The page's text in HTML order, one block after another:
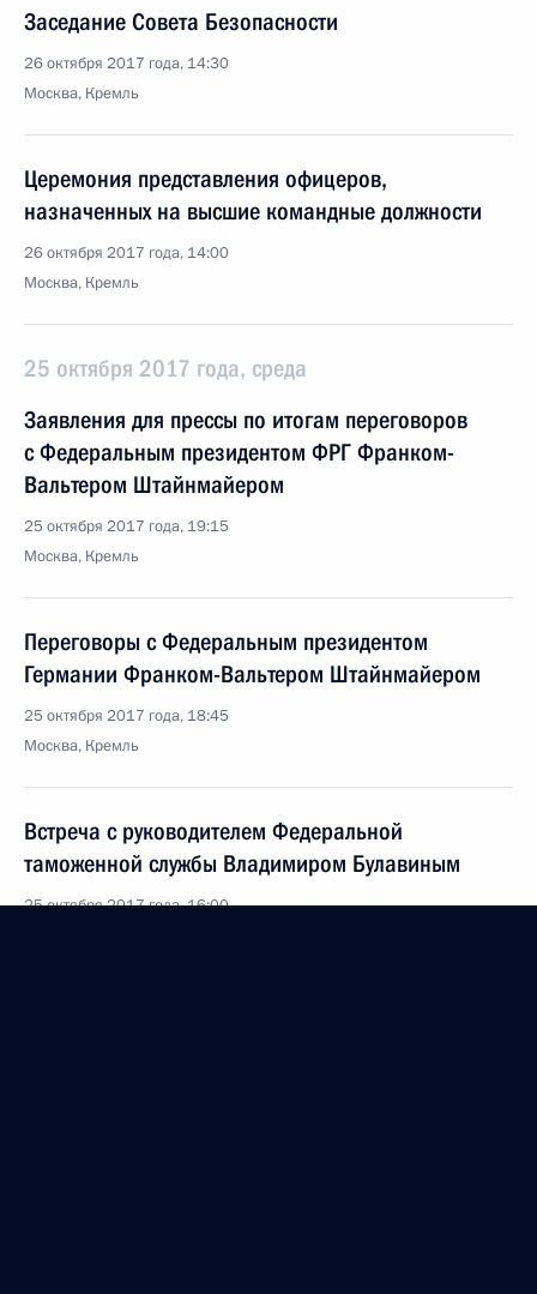
Заседание Совета Безопасности
26 октября 2017 года, 14:30
Москва, Кремль
Церемония представления офицеров,
назначенных на высшие командные должности
26 октября 2017 года, 14:00
Москва, Кремль
25 октября 2017 года, среда
Заявления для прессы по итогам переговоров
с Федеральным президентом ФРГ Франком-
Вальтером Штайнмайером
25 октября 2017 года, 19:15
Москва, Кремль
Переговоры с Федеральным президентом
Германии Франком-Вальтером Штайнмайером
25 октября 2017 года, 18:45
Москва, Кремль
Встреча с руководителем Федеральной
таможенной службы Владимиром Булавиным
25 октября 2017 года, 16:00